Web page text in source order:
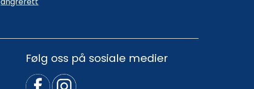
Følg oss på sosiale medier